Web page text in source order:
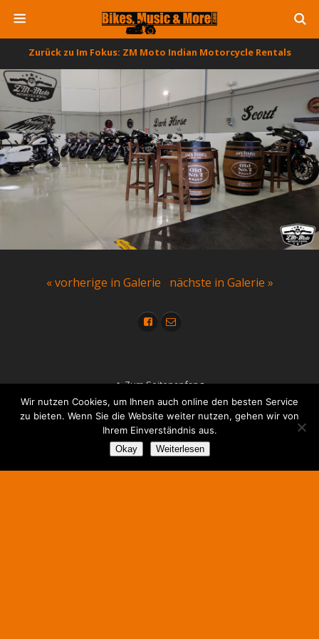
Zurück zu Im Fokus: ZM Moto Indian Motorcycle Rentals
« vorherige in Galerie nächste in Galerie »
Wir nutzen Cookies, um Ihnen auch online den besten Service
zu bieten. Wenn Sie die Website weiter nutzen, gehen wir von
Ihrem Einverständnis aus.
Okay Weiterlesen
Zum Seitenanfang